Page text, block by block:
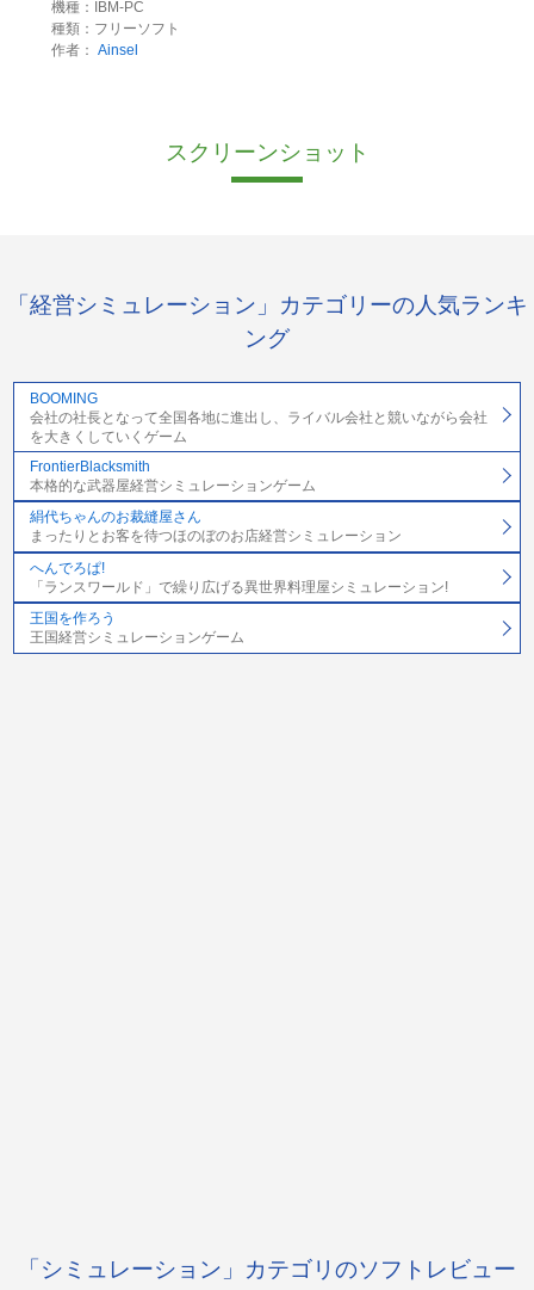
機種：IBM-PC
種類：フリーソフト
作者： Ainsel
スクリーンショット
「経営シミュレーション」カテゴリーの人気ランキ
ング
BOOMING
会社の社長となって全国各地に進出し、ライバル会社と競いながら会社
を大きくしていくゲーム
FrontierBlacksmith
本格的な武器屋経営シミュレーションゲーム
絹代ちゃんのお裁縫屋さん
まったりとお客を待つほのぼのお店経営シミュレーション
へんでろぱ!
「ランスワールド」で繰り広げる異世界料理屋シミュレーション!
王国を作ろう
王国経営シミュレーションゲーム
「シミュレーション」カテゴリのソフトレビュー